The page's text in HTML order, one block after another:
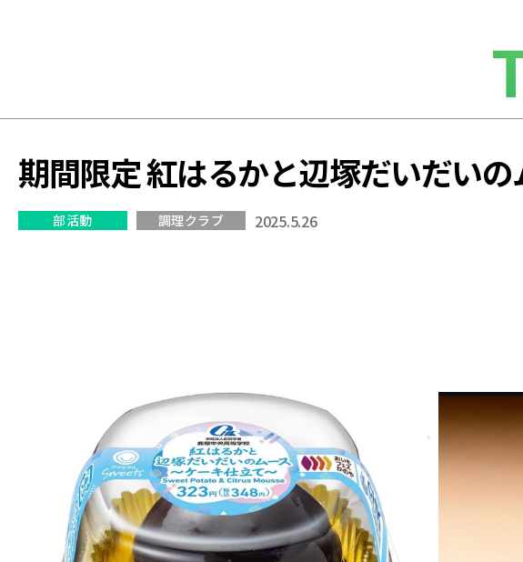
期間限定 紅はるかと辺塚だいだい
部活動 調理クラブ 2025.5.26